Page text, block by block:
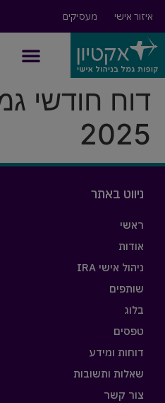
איזור אישי מעסיקים
2025
ניווט באתר
ראשי
אודות
ניהול אישי IRA
שותפים
בלוג
טפסים
דוחות ומידע
שאלות ותשובות
צור קשר